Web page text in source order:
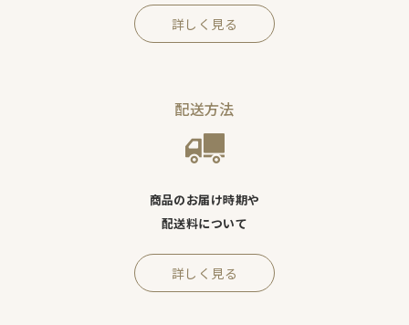
詳しく見る
配送方法
商品のお届け時期や
配送料について
詳しく見る